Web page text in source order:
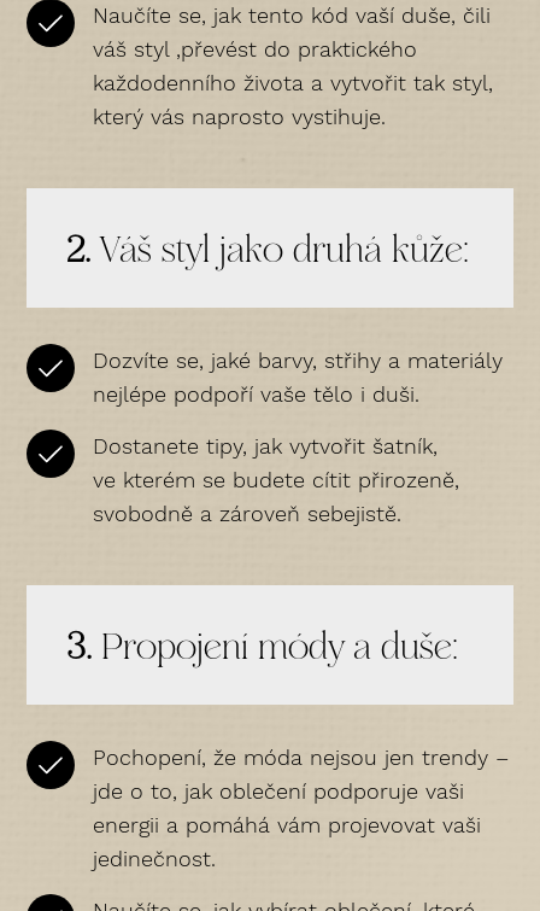
Naučíte se, jak tento kód vaší duše, čili
váš styl ,převést do praktického
každodenního života a vytvořit tak styl,
který vás naprosto vystihuje.
2.Váš styl jako druhá kůže:
Dozvíte se, jaké barvy, střihy a materiály
nejlépe podpoří vaše tělo i duši.
Dostanete tipy, jak vytvořit šatník,
ve kterém se budete cítit přirozeně,
svobodně a zároveň sebejistě.
3.Propojení módy a duše:
Pochopení, že móda nejsou jen trendy –
jde o to, jak oblečení podporuje vaši
energii a pomáhá vám projevovat vaši
jedinečnost.